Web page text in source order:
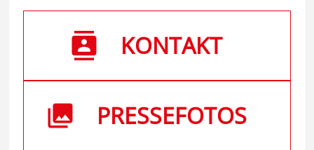
KONTAKT
PRESSEFOTOS